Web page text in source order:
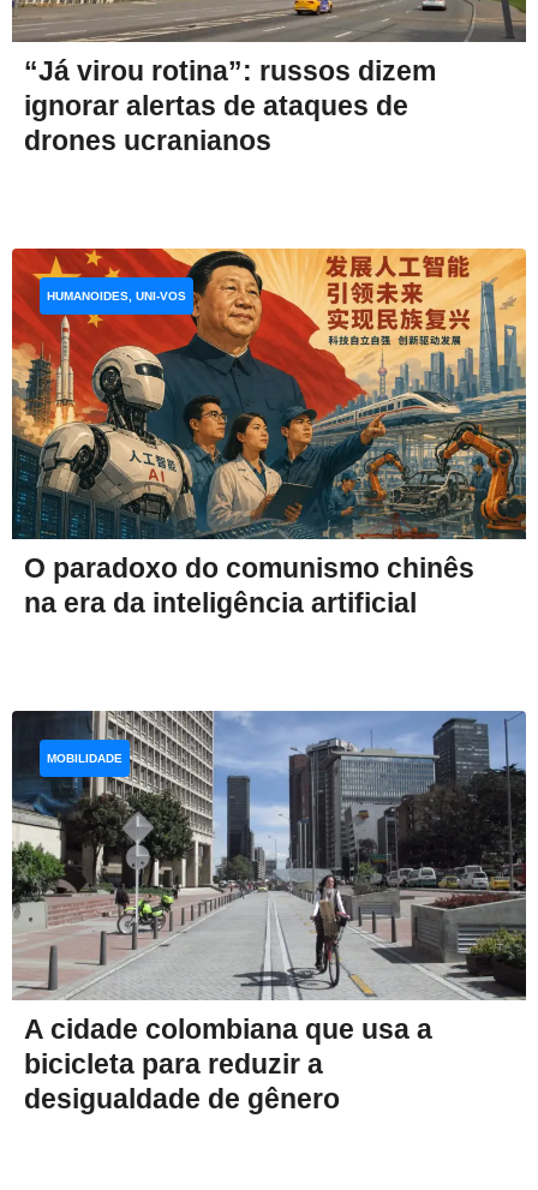
“Já virou rotina”: russos dizem
ignorar alertas de ataques de
drones ucranianos
O paradoxo do comunismo chinês
na era da inteligência artificial
HUMANOIDES, UNI-VOS
A cidade colombiana que usa a
bicicleta para reduzir a
desigualdade de gênero
MOBILIDADE